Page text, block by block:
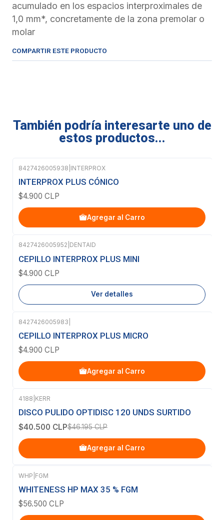
acumulado en los espacios interproximales de
1,0 mm*, concretamente de la zona premolar o
molar
COMPARTIR ESTE PRODUCTO
También podría interesarte uno de
estos productos...
8427426005938 INTERPROX
INTERPROX PLUS CÓNICO
$4.900 CLP
Agregar al Carro
Agotado
8427426005952 DENTAID
CEPILLO INTERPROX PLUS MINI
$4.900 CLP
Ver detalles
8427426005983
CEPILLO INTERPROX PLUS MICRO
$4.900 CLP
Agregar al Carro
-12%OFF
4188 KERR
DISCO PULIDO OPTIDISC 120 UNDS SURTIDO
$40.500 CLP$46.195 CLP
Agregar al Carro
WHP FGM
WHITENESS HP MAX 35 % FGM
$56.500 CLP